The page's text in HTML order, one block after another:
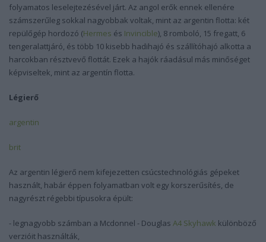
folyamatos leselejtezésével járt. Az angol erők ennek ellenére
számszerűleg sokkal nagyobbak voltak, mint az argentin flotta: két
repülőgép hordozó (Hermes és Invincible), 8 romboló, 15 fregatt, 6
tengeralattjáró, és több 10 kisebb hadihajó és szállítóhajó alkotta a
harcokban résztvevő flottát. Ezek a hajók ráadásul más minőséget
képviseltek, mint az argentín flotta.
Légierő
argentin
brit
Az argentin légierő nem kifejezetten csúcstechnológiás gépeket
használt, habár éppen folyamatban volt egy korszerűsítés, de
nagyrészt régebbi típusokra épült:
- legnagyobb számban a Mcdonnel - Douglas A4 Skyhawk különböző
verzióit használták,